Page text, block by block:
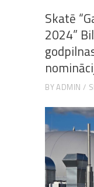
Skatē
2024”
BYADMIN